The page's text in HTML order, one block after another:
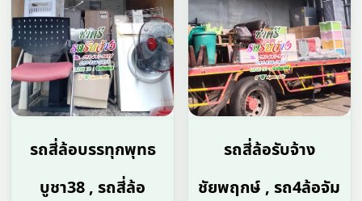
รถสี่ล้อบรรทุกพุทธ
บูชา38 , รถสี่ล้อ
รถสี่ล้อรับจ้าง
ชัยพฤกษ์ , รถ4ล้อจัม